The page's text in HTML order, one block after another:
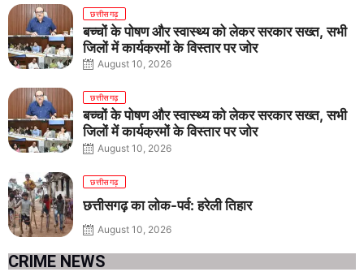
छत्तीसगढ़
बच्चों के पोषण और स्वास्थ्य को लेकर सरकार सख्त, सभी
जिलों में कार्यक्रमों के विस्तार पर जोर
August 10, 2026
छत्तीसगढ़
बच्चों के पोषण और स्वास्थ्य को लेकर सरकार सख्त, सभी
जिलों में कार्यक्रमों के विस्तार पर जोर
August 10, 2026
छत्तीसगढ़
छत्तीसगढ़ का लोक-पर्व: हरेली तिहार
August 10, 2026
CRIME NEWS